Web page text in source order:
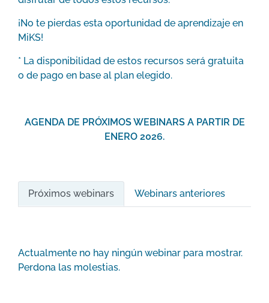
¡No te pierdas esta oportunidad de aprendizaje en
MiKS!
* La disponibilidad de estos recursos será gratuita
o de pago en base al plan elegido.
AGENDA DE PRÓXIMOS WEBINARS A PARTIR DE
ENERO 2026.
Próximos webinars Webinars anteriores
Actualmente no hay ningún webinar para mostrar.
Perdona las molestias.